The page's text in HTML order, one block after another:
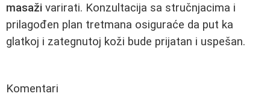
masaži varirati. Konzultacija sa stručnjacima i
prilagođen plan tretmana osiguraće da put ka
glatkoj i zategnutoj koži bude prijatan i uspešan.
Komentari